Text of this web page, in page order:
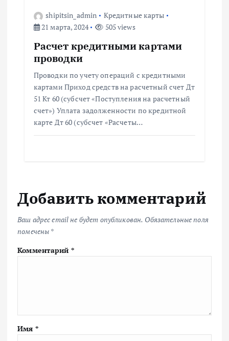
shipitsin_admin
Кредитные карты
21 марта, 2024
505 views
Расчет кредитными картами
проводки
Проводки по учету операций с кредитными
картами Приход средств на расчетный счет Дт
51 Кт 60 (субсчет «Поступления на расчетный
счет») Уплата задолженности по кредитной
карте Дт 60 (субсчет «Расчеты…
Добавить комментарий
Ваш адрес email не будет опубликован. Обязательные поля
помечены *
Комментарий *
Имя *